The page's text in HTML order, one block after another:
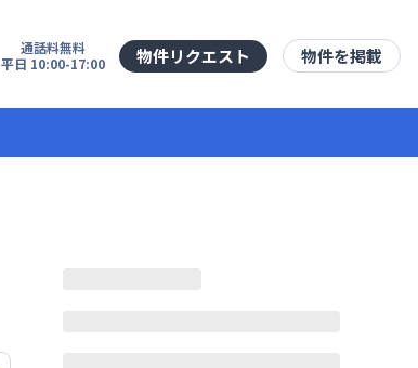
通話料無料
平日 10:00-17:00
物件リクエスト 物件を掲載